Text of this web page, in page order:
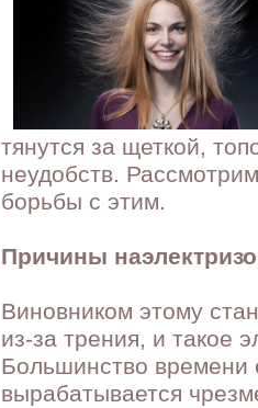
тянутся за щеткой,
неудобств.
борьбы с этим.
Причины
Виновником этому
из-за трения, и такое
Большинство времени
вырабатывается